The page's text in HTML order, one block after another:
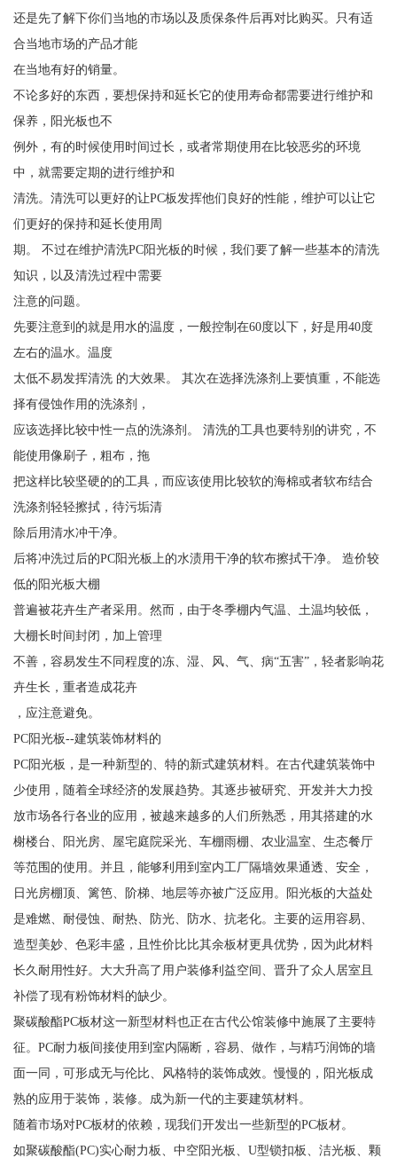
还是先了解下你们当地的市场以及质保条件后再对比购买。只有适
合当地市场的产品才能
在当地有好的销量。
不论多好的东西，要想保持和延长它的使用寿命都需要进行维护和
保养，阳光板也不
例外，有的时候使用时间过长，或者常期使用在比较恶劣的环境
中，就需要定期的进行维护和
清洗。清洗可以更好的让PC板发挥他们良好的性能，维护可以让它
们更好的保持和延长使用周
期。 不过在维护清洗PC阳光板的时候，我们要了解一些基本的清洗
知识，以及清洗过程中需要
注意的问题。
先要注意到的就是用水的温度，一般控制在60度以下，好是用40度
左右的温水。温度
太低不易发挥清洗 的大效果。 其次在选择洗涤剂上要慎重，不能选
择有侵蚀作用的洗涤剂，
应该选择比较中性一点的洗涤剂。 清洗的工具也要特别的讲究，不
能使用像刷子，粗布，拖
把这样比较坚硬的的工具，而应该使用比较软的海棉或者软布结合
洗涤剂轻轻擦拭，待污垢清
除后用清水冲干净。
后将冲洗过后的PC阳光板上的水渍用干净的软布擦拭干净。 造价较
低的阳光板大棚
普遍被花卉生产者采用。然而，由于冬季棚内气温、土温均较低，
大棚长时间封闭，加上管理
不善，容易发生不同程度的冻、湿、风、气、病“五害”，轻者影响花
卉生长，重者造成花卉
，应注意避免。
PC阳光板--建筑装饰材料的
PC阳光板，是一种新型的、特的新式建筑材料。在古代建筑装饰中
少使用，随着全球经济的发展趋势。其逐步被研究、开发并大力投
放市场各行各业的应用，被越来越多的人们所熟悉，用其搭建的水
榭楼台、阳光房、屋宅庭院采光、车棚雨棚、农业温室、生态餐厅
等范围的使用。并且，能够利用到室内工厂隔墙效果通透、安全，
日光房棚顶、篱笆、阶梯、地层等亦被广泛应用。阳光板的大益处
是难燃、耐侵蚀、耐热、防光、防水、抗老化。主要的运用容易、
造型美妙、色彩丰盛，且性价比比其余板材更具优势，因为此材料
长久耐用性好。大大升高了用户装修利益空间、晋升了众人居室且
补偿了现有粉饰材料的缺少。
聚碳酸酯PC板材这一新型材料也正在古代公馆装修中施展了主要特
征。PC耐力板间接使用到室内隔断，容易、做作，与精巧润饰的墙
面一同，可形成无与伦比、风格特的装饰成效。慢慢的，阳光板成
熟的应用于装饰，装修。成为新一代的主要建筑材料。
随着市场对PC板材的依赖，现我们开发出一些新型的PC板材。
如聚碳酸酯(PC)实心耐力板、中空阳光板、U型锁扣板、洁光板、颗